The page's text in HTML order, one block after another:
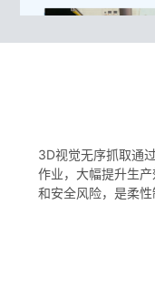
3D视觉无序抓取通
作业，大幅提升生
和安全风险，是柔